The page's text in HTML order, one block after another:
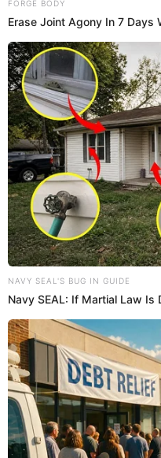
Recordemos que
tiempo atrás, por ello,
su mantenimiento y fue
obstante, elpuente
desperfectos.